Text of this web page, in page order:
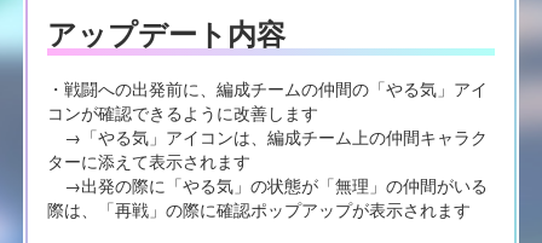
アップデート内容
・戦闘への出発前に、編成チームの仲間の「やる気」アイ
コンが確認できるように改善します
→「やる気」アイコンは、編成チーム上の仲間キャラク
ターに添えて表示されます
→出発の際に「やる気」の状態が「無理」の仲間がいる
際は、「再戦」の際に確認ポップアップが表示されます